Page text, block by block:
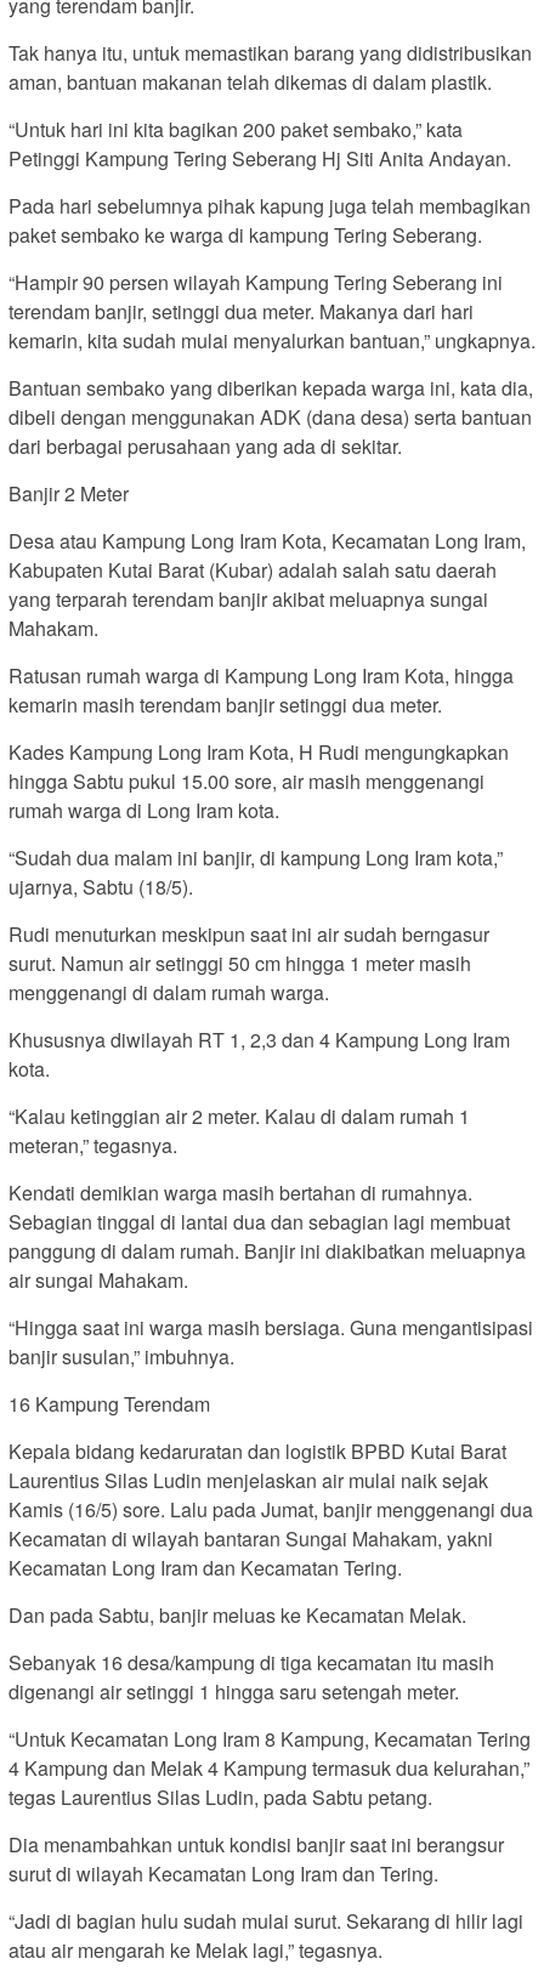
Tak hanya itu, untuk memastikan barang yang didistribusikan
aman, bantuan makanan telah dikemas di dalam plastik.
“Untuk hari ini kita bagikan 200 paket sembako,” kata
Petinggi Kampung Tering Seberang Hj Siti Anita Andayan.
Pada hari sebelumnya pihak kapung juga telah membagikan
paket sembako ke warga di kampung Tering Seberang.
“Hampir 90 persen wilayah Kampung Tering Seberang ini
terendam banjir, setinggi dua meter. Makanya dari hari
kemarin, kita sudah mulai menyalurkan bantuan,” ungkapnya.
Bantuan sembako yang diberikan kepada warga ini, kata dia,
dibeli dengan menggunakan ADK (dana desa) serta bantuan
dari berbagai perusahaan yang ada di sekitar.
Banjir 2 Meter
Desa atau Kampung Long Iram Kota, Kecamatan Long Iram,
Kabupaten Kutai Barat (Kubar) adalah salah satu daerah
yang terparah terendam banjir akibat meluapnya sungai
Mahakam.
Ratusan rumah warga di Kampung Long Iram Kota, hingga
kemarin masih terendam banjir setinggi dua meter.
Kades Kampung Long Iram Kota, H Rudi mengungkapkan
hingga Sabtu pukul 15.00 sore, air masih menggenangi
rumah warga di Long Iram kota.
“Sudah dua malam ini banjir, di kampung Long Iram kota,”
ujarnya, Sabtu (18/5).
Rudi menuturkan meskipun saat ini air sudah berngasur
surut. Namun air setinggi 50 cm hingga 1 meter masih
menggenangi di dalam rumah warga.
Khususnya diwilayah RT 1, 2,3 dan 4 Kampung Long Iram
kota.
“Kalau ketinggian air 2 meter. Kalau di dalam rumah 1
meteran,” tegasnya.
Kendati demikian warga masih bertahan di rumahnya.
Sebagian tinggal di lantai dua dan sebagian lagi membuat
panggung di dalam rumah. Banjir ini diakibatkan meluapnya
air sungai Mahakam.
“Hingga saat ini warga masih bersiaga. Guna mengantisipasi
banjir susulan,” imbuhnya.
16 Kampung Terendam
Kepala bidang kedaruratan dan logistik BPBD Kutai Barat
Laurentius Silas Ludin menjelaskan air mulai naik sejak
Kamis (16/5) sore. Lalu pada Jumat, banjir menggenangi dua
Kecamatan di wilayah bantaran Sungai Mahakam, yakni
Kecamatan Long Iram dan Kecamatan Tering.
Dan pada Sabtu, banjir meluas ke Kecamatan Melak.
Sebanyak 16 desa/kampung di tiga kecamatan itu masih
digenangi air setinggi 1 hingga saru setengah meter.
“Untuk Kecamatan Long Iram 8 Kampung, Kecamatan Tering
4 Kampung dan Melak 4 Kampung termasuk dua kelurahan,”
tegas Laurentius Silas Ludin, pada Sabtu petang.
Dia menambahkan untuk kondisi banjir saat ini berangsur
surut di wilayah Kecamatan Long Iram dan Tering.
“Jadi di bagian hulu sudah mulai surut. Sekarang di hilir lagi
atau air mengarah ke Melak lagi,” tegasnya.